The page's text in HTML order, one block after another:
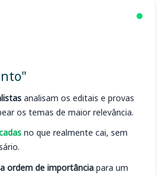
analisam os editais e provas
os temas de maior relevância.
no que realmente cai, sem
ordem de importância para um